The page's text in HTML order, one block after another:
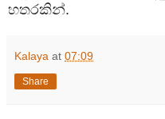
හතරකින්.
Kalaya at 07:09
Share